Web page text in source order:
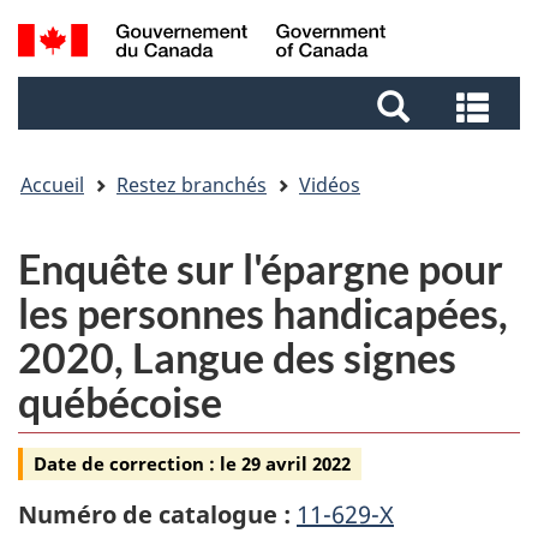
Aller
au
Aller
au
Passer
à
Recherche
et
et
Accueil Restez branchés Vidéos
Vidéo
-
Enquête sur l'épargne pour
les personnes handicapées,
2020, Langue des signes
québécoise
Date de correction : le 29 avril 2022
Numéro de catalogue : 11-629-X